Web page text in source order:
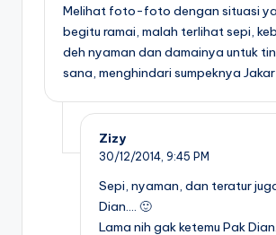
Melihat foto-foto dengan situasi
begitu ramai, malah terlihat sepi,
deh nyaman dan damainya untuk
sana, menghindari sumpeknya
Zizy
30/12/2014, 9:45 PM
Sepi, nyaman, dan teratur
Dian…. 🙂
Lama nih gak ketemu Pak